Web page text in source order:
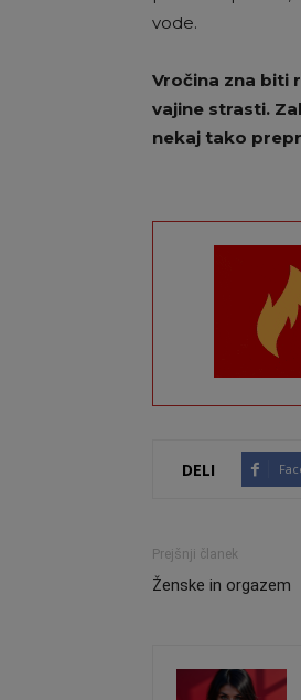
vode.
Vročina zna biti
vajine strasti.
nekaj tako
DELI
Prejšnji članek
Ženske in orgazem